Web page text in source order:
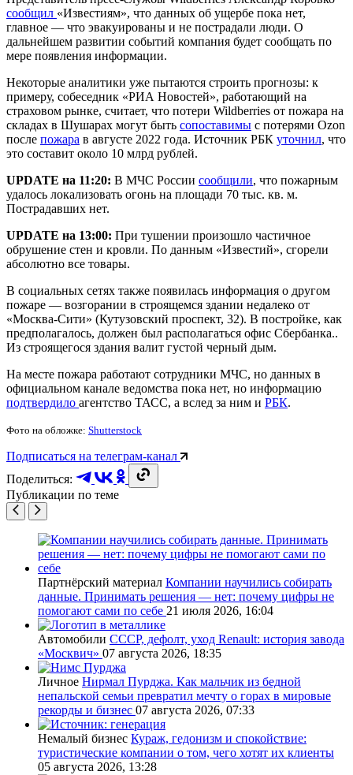
сообщил «Известиям», что данных об ущербе пока нет,
главное — что эвакуированы и не пострадали люди. О
дальнейшем развитии событий компания будет сообщать по
мере появления информации.
Некоторые аналитики уже пытаются строить прогнозы: к
примеру, собеседник «РИА Новостей», работающий на
страховом рынке, считает, что потери Wildberries от пожара на
складах в Шушарах могут быть сопоставимы с потерями Ozon
после пожара в августе 2022 года. Источник РБК уточнил, что
это составит около 10 млрд рублей.
UPDATE на 11:20: В МЧС России сообщили, что пожарным
удалось локализовать огонь на площади 70 тыс. кв. м.
Пострадавших нет.
UPDATE на 13:00: При тушении произошло частичное
обрушение стен и кровли. По данным «Известий», сгорели
абсолютно все товары.
В социальных сетях также появилась информация о другом
пожаре — возгорании в строящемся здании недалеко от
«Москва-Сити» (Кутузовский проспект, 32). В постройке, как
предполагалось, должен был располагаться офис Сбербанка..
Из строящегося здания валит густой черный дым.
На месте пожара работают сотрудники МЧС, но данных в
официальном канале ведомства пока нет, но информацию
подтвердило агентство ТАСС, а вслед за ним и РБК.
Фото на обложке: Shutterstock
Подписаться на телеграм-канал
Поделиться:
Публикации по теме
Партнёрский материал Компании научились собирать
данные. Принимать решения — нет: почему цифры не
помогают сами по себе 21 июля 2026, 16:04
Автомобили СССР, дефолт, уход Renault: история завода
«Москвич» 07 августа 2026, 18:35
Личное Нирмал Пурджа. Как мальчик из бедной
непальской семьи превратил мечту о горах в мировые
рекорды и бизнес 07 августа 2026, 07:33
Немалый бизнес Кураж, гедонизм и спокойствие:
туристические компании о том, чего хотят их клиенты
05 августа 2026, 13:28